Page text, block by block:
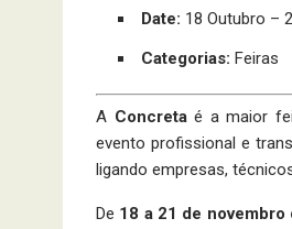
Date: 18 Outubro –
Categorias: Feiras
A Concretaé a maior
evento profissional e
ligando empresas,
De 18 a 21 de novembro